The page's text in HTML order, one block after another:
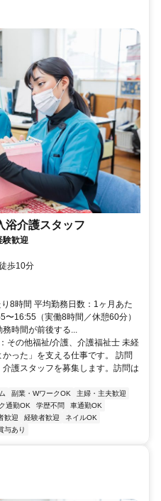
浴介護スタッフ
験歓迎
歩10分
8時間 平均勤務日数：1ヶ月あた
16:55（実働8時間／休憩60分）
時間が前後する...
その他福祉/介護、介護福祉士 未経
った」を支える仕事です。 訪問
護スタッフを募集します。訪問は
副業・WワークOK
主婦・主夫歓迎
通勤OK 学歴不問
車通勤OK
歓迎 経験者歓迎
ネイルOK
与あり